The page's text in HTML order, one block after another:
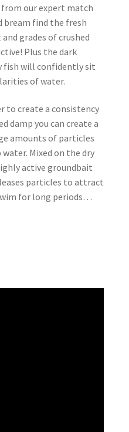
our expert match
bream find the fresh
grades of crushed
Plus the dark
fish will confidently sit
of water.
to create a consistency
damp you can create a
amounts of particles
Mixed on the dry
active groundbait
particles to attract
for long periods…